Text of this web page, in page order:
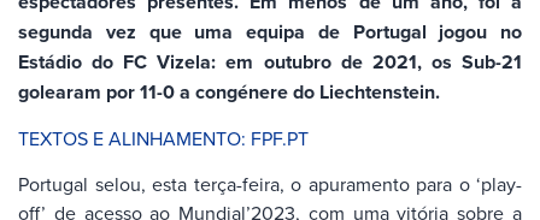
segunda vez que uma equipa de Portugal jogou no
Estádio do FC Vizela: em outubro de 2021, os Sub-21
golearam por 11-0 a congénere do Liechtenstein.
TEXTOS E ALINHAMENTO: FPF.PT
Portugal selou, esta terça-feira, o apuramento para o ‘play-
off’ de acesso ao Mundial’2023, com uma vitória sobre a